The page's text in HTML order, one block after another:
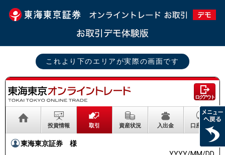
これより下のエリアが実際の画面です
ログアウト
投資情報 取引 資産状況 入出金 口座情報
東海東京証券
様